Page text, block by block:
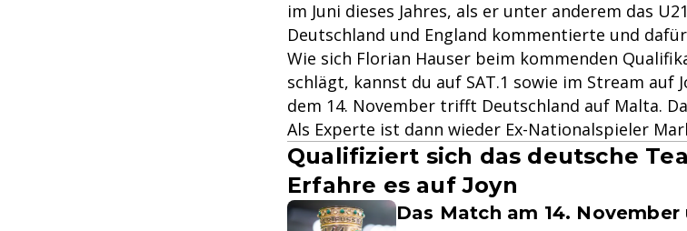
im Juni dieses Jahres, als er unter anderem das
Deutschland und England kommentierte und
Wie sich Florian Hauser beim kommenden
schlägt, kannst du auf SAT.1 sowie im Stream auf
dem 14. November trifft Deutschland auf Malta.
Als Experte ist dann wieder Ex-Nationalspieler
Qualifiziert sich das deutsche
Erfahre es auf Joyn
Das Match am 14.